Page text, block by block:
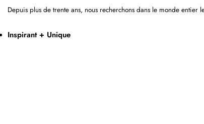
Depuis plus de trente ans, nous recherchons dans le monde
Inspirant + Unique